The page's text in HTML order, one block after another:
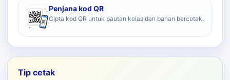
Penjana kod QR
Cipta kod QR untuk pautan kelas dan bahan bercetak.
Tip cetak